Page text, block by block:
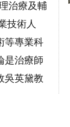
治療及輔
技術人
等專業科
是治療師
吳英黛教